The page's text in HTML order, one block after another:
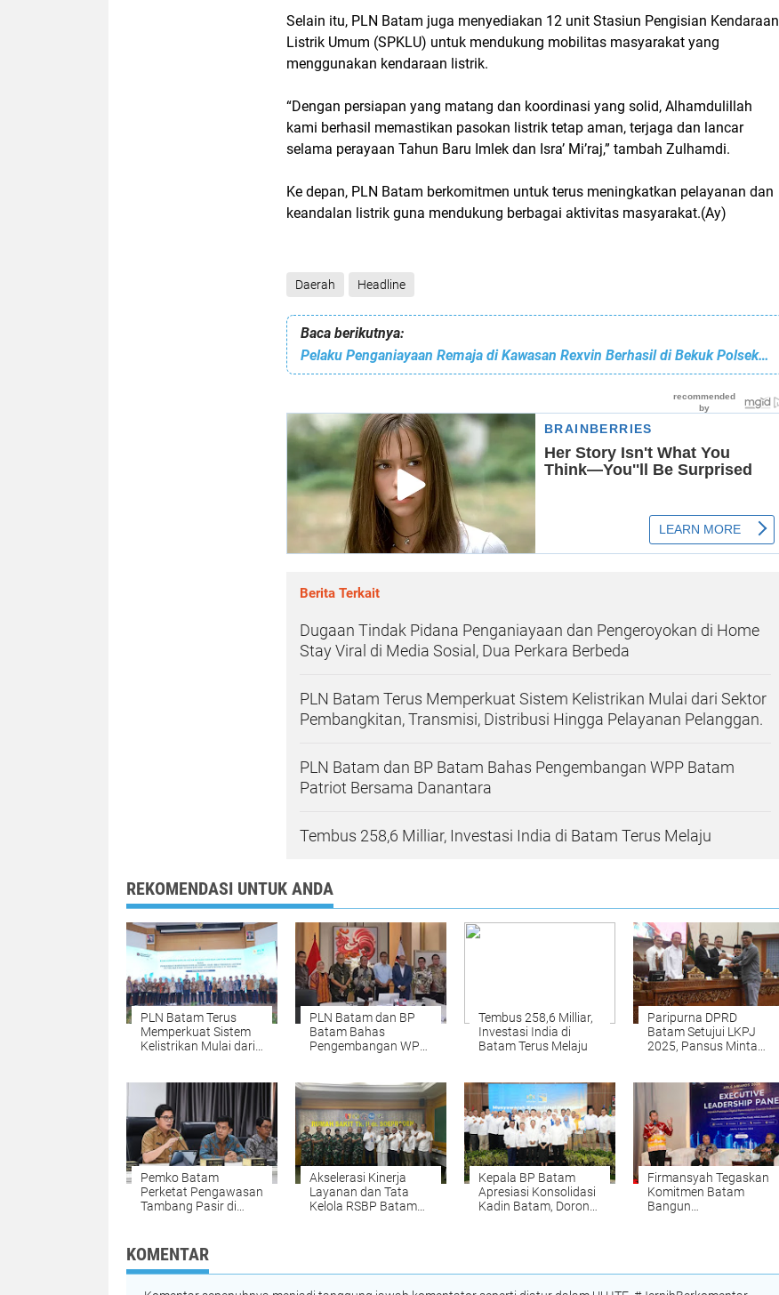
Selain itu, PLN Batam juga menyediakan 12 unit Stasiun Pengisian Kendaraan
Listrik Umum (SPKLU) untuk mendukung mobilitas masyarakat yang
menggunakan kendaraan listrik.
“Dengan persiapan yang matang dan koordinasi yang solid, Alhamdulillah
kami berhasil memastikan pasokan listrik tetap aman, terjaga dan lancar
selama perayaan Tahun Baru Imlek dan Isra’ Mi’raj,” tambah Zulhamdi.
Ke depan, PLN Batam berkomitmen untuk terus meningkatkan pelayanan dan
keandalan listrik guna mendukung berbagai aktivitas masyarakat.(Ay)
Daerah Headline
Baca berikutnya:
Pelaku Penganiayaan Remaja di Kawasan Rexvin Berhasil di Bekuk Polsek Sagulung
Berita Terkait
Dugaan Tindak Pidana Penganiayaan dan Pengeroyokan di Home
Stay Viral di Media Sosial, Dua Perkara Berbeda
PLN Batam Terus Memperkuat Sistem Kelistrikan Mulai dari Sektor
Pembangkitan, Transmisi, Distribusi Hingga Pelayanan Pelanggan.
PLN Batam dan BP Batam Bahas Pengembangan WPP Batam
Patriot Bersama Danantara
Tembus 258,6 Milliar, Investasi India di Batam Terus Melaju
REKOMENDASI UNTUK ANDA
PLN Batam Terus
Memperkuat Sistem
Kelistrikan Mulai dari
Hingga Pelayanan
Pelanggan.
PLN Batam dan BP
Batam Bahas
Pengembangan WPP
Tembus 258,6 Milliar,
Investasi India di
Batam Terus Melaju
Paripurna DPRD
Batam Setujui LKPJ
2025, Pansus Minta
Rekomendasi
Pemko Batam
Perketat Pengawasan
Tambang Pasir di
Ruang
Akselerasi Kinerja
Layanan dan Tata
Kelola RSBP Batam
Kepala BP Batam
Apresiasi Konsolidasi
Kadin Batam, Dorong
Firmansyah Tegaskan
Komitmen Batam
Bangun
KOMENTAR